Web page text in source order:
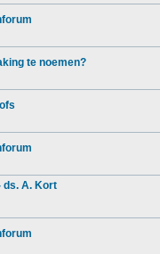
te noemen?
ds. A. Kort